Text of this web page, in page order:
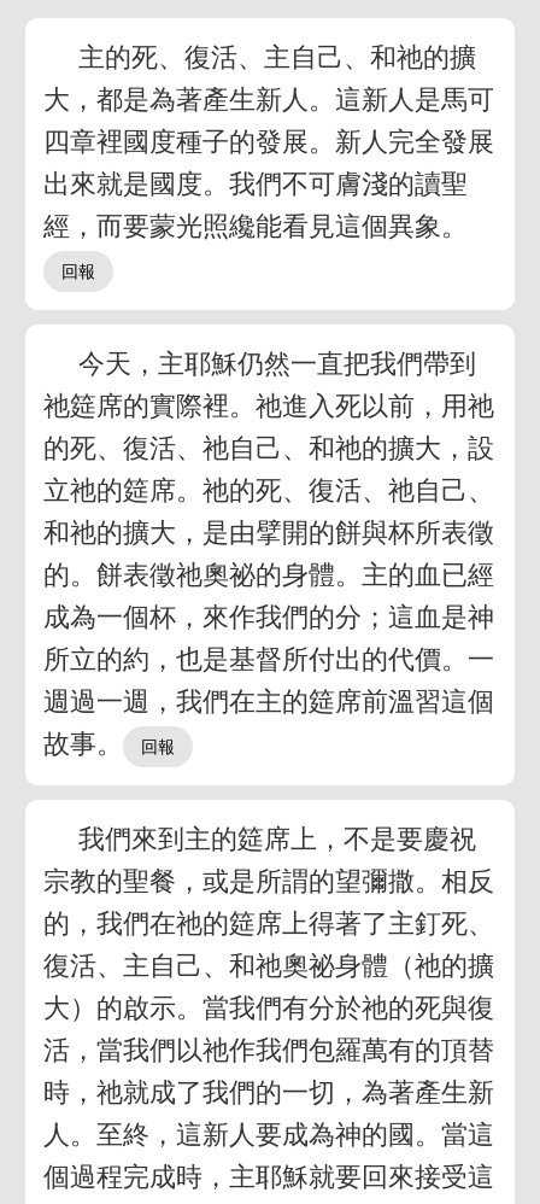
主的死、復活、主自己、和祂的擴
大，都是為著產生新人。這新人是馬可
四章裡國度種子的發展。新人完全發展
出來就是國度。我們不可膚淺的讀聖
經，而要蒙光照纔能看見這個異象。
今天，主耶穌仍然一直把我們帶到
祂筵席的實際裡。祂進入死以前，用祂
的死、復活、祂自己、和祂的擴大，設
立祂的筵席。祂的死、復活、祂自己、
和祂的擴大，是由擘開的餅與杯所表徵
的。餅表徵祂奧祕的身體。主的血已經
成為一個杯，來作我們的分；這血是神
所立的約，也是基督所付出的代價。一
週過一週，我們在主的筵席前溫習這個
故事。
我們來到主的筵席上，不是要慶祝
宗教的聖餐，或是所謂的望彌撒。相反
的，我們在祂的筵席上得著了主釘死、
復活、主自己、和祂奧祕身體（祂的擴
大）的啟示。當我們有分於祂的死與復
活，當我們以祂作我們包羅萬有的頂替
時，祂就成了我們的一切，為著產生新
人。至終，這新人要成為神的國。當這
個過程完成時，主耶穌就要回來接受這